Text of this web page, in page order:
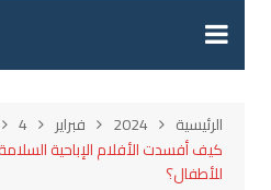
الرئيسية 2024 فبراير
4
كيف أفسدت الأفلام الإباحية
للأطفال؟